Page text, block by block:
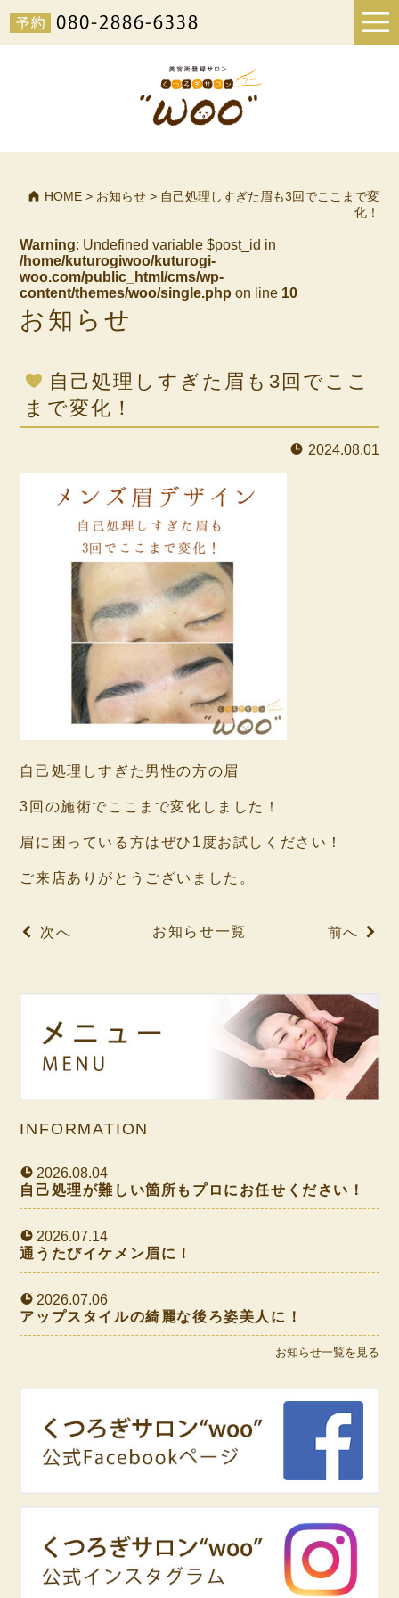
HOME> お知らせ> 自己処理しすぎた眉も3回でここまで変
化！
Warning: Undefined variable $post_id in
/home/kuturogiwoo/kuturogi-
woo.com/public_html/cms/wp-
content/themes/woo/single.php on line 10
お知らせ
自己処理しすぎた眉も3回でここ
まで変化！
2024.08.01
自己処理しすぎた男性の方の眉
3回の施術でここまで変化しました！
眉に困っている方はぜひ1度お試しください！
ご来店ありがとうございました。
次へ お知らせ一覧 前へ
INFORMATION
2026.08.04
自己処理が難しい箇所もプロにお任せください！
2026.07.14
通うたびイケメン眉に！
2026.07.06
アップスタイルの綺麗な後ろ姿美人に！
お知らせ一覧を見る